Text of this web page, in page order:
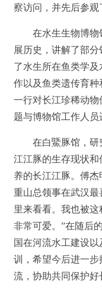
察访问，并先后参观
在水生生物博
展历史，讲解了部
了水生所在鱼类学
作以及鱼类遗传育
一行对长江珍稀动物
题与博物馆工作人员
在白鱀豚馆，
江江豚的生存现状
养的长江江豚。傅杰
重山总领事在武汉
里来看看。我也被
非常可爱。”在随后
国在河流水工建设
训，希望今后进一
流，协助共同保护好